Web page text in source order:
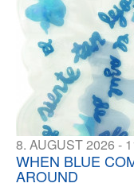
8. AUGUST 2026 -
WHEN BLUE
AROUND